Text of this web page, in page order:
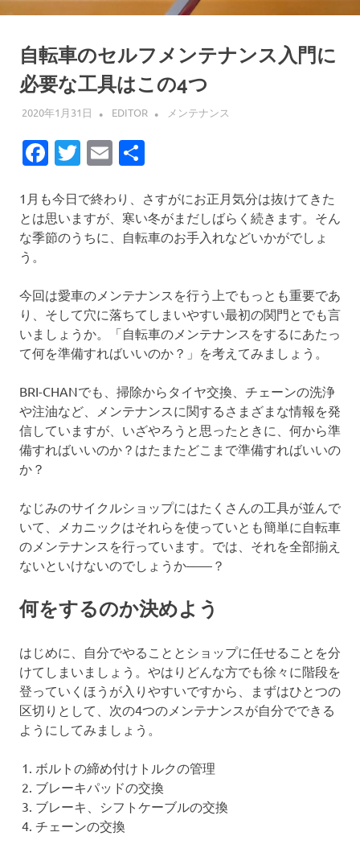
自転車のセルフメンテナンス入門に
必要な工具はこの4つ
2020年1月31日 EDITOR メンテナンス
Facebook
Twitter
Email
1月も今日で終わり、さすがにお正月気分は抜けてきた
とは思いますが、寒い冬がまだしばらく続きます。そん
な季節のうちに、自転車のお手入れなどいかがでしょ
う。
今回は愛車のメンテナンスを行う上でもっとも重要であ
り、そして穴に落ちてしまいやすい最初の関門とでも言
いましょうか。「自転車のメンテナンスをするにあたっ
て何を準備すればいいのか？」を考えてみましょう。
BRI-CHANでも、掃除からタイヤ交換、チェーンの洗浄
や注油など、メンテナンスに関するさまざまな情報を発
信していますが、いざやろうと思ったときに、何から準
備すればいいのか？はたまたどこまで準備すればいいの
か？
なじみのサイクルショップにはたくさんの工具が並んで
いて、メカニックはそれらを使っていとも簡単に自転車
のメンテナンスを行っています。では、それを全部揃え
ないといけないのでしょうか——？
何をするのか決めよう
はじめに、自分でやることとショップに任せることを分
けてしまいましょう。やはりどんな方でも徐々に階段を
登っていくほうが入りやすいですから、まずはひとつの
区切りとして、次の4つのメンテナンスが自分でできる
ようにしてみましょう。
ボルトの締め付けトルクの管理
ブレーキパッドの交換
ブレーキ、シフトケーブルの交換
チェーンの交換